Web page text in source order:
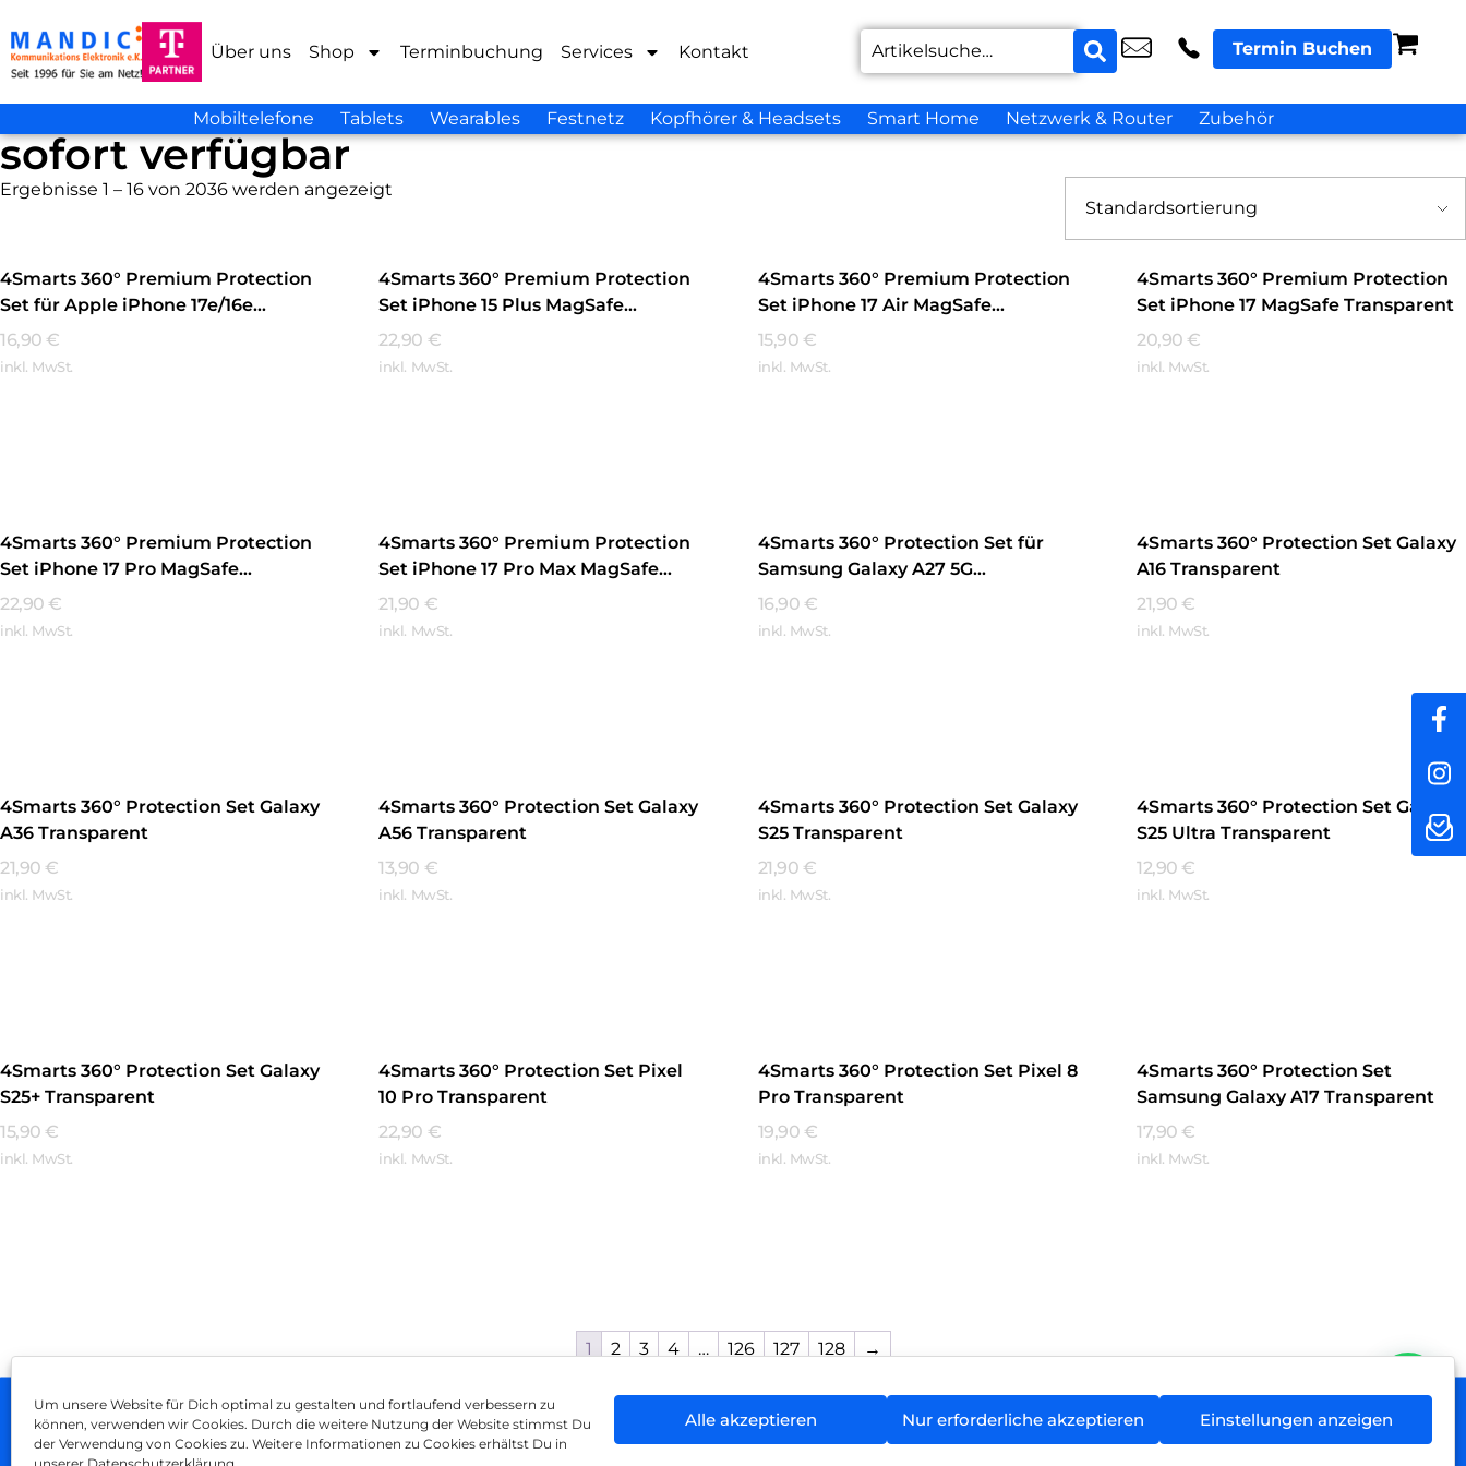
Um unsere Website für Dich optimal zu gestalten und fortlaufend verbessern zu
können, verwenden wir Cookies. Durch die weitere Nutzung der Website stimmst Du
der Verwendung von Cookies zu. Weitere Informationen zu Cookies erhältst Du in
Alle akzeptieren Nur erforderliche akzeptieren Einstellungen anzeigen
Über uns Shop Terminbuchung Services Kontakt Termin Buchen
Mobiltelefone Tablets Wearables Festnetz Kopfhörer & Headsets Smart Home Netzwerk & Router Zubehör
sofort verfügbar
Ergebnisse 1 – 16 von 2036 werden angezeigt
4Smarts 360° Premium Protection
Set für Apple iPhone 17e/16e
MagSafe-kompatibel Transparent
16,90 €
inkl. MwSt.
4Smarts 360° Premium Protection
Set iPhone 15 Plus MagSafe
Transparent
22,90 €
inkl. MwSt.
4Smarts 360° Premium Protection
Set iPhone 17 Air MagSafe
Transparent
15,90 €
inkl. MwSt.
4Smarts 360° Premium Protection
Set iPhone 17 MagSafe Transparent
20,90 €
inkl. MwSt.
4Smarts 360° Premium Protection
Set iPhone 17 Pro MagSafe
Transparent
22,90 €
inkl. MwSt.
4Smarts 360° Premium Protection
Set iPhone 17 Pro Max MagSafe
Transparent
21,90 €
inkl. MwSt.
4Smarts 360° Protection Set für
Samsung Galaxy A27 5G
Transparent
16,90 €
inkl. MwSt.
4Smarts 360° Protection Set Galaxy
A16 Transparent
21,90 €
inkl. MwSt.
4Smarts 360° Protection Set Galaxy
A36 Transparent
21,90 €
inkl. MwSt.
4Smarts 360° Protection Set Galaxy
A56 Transparent
13,90 €
inkl. MwSt.
4Smarts 360° Protection Set Galaxy
S25 Transparent
21,90 €
inkl. MwSt.
4Smarts 360° Protection Set Galaxy
S25 Ultra Transparent
12,90 €
inkl. MwSt.
4Smarts 360° Protection Set Galaxy
S25+ Transparent
15,90 €
inkl. MwSt.
4Smarts 360° Protection Set Pixel
10 Pro Transparent
22,90 €
inkl. MwSt.
4Smarts 360° Protection Set Pixel 8
Pro Transparent
19,90 €
inkl. MwSt.
4Smarts 360° Protection Set
Samsung Galaxy A17 Transparent
17,90 €
inkl. MwSt.
1 2 3 4 … 126 127 128 →
Impressum AGB Datenschutz Vertrag widerrufen Hinweis zur Batterieentsorgung Newsletter